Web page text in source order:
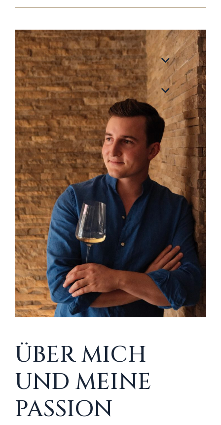
ÜBER MICH
UND MEINE
PASSION